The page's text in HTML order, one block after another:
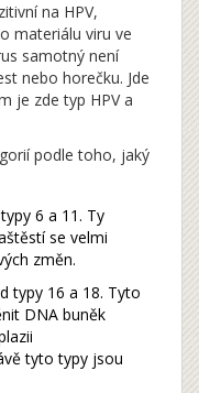
na HPV,
materiálu viru ve
samotný není
nebo horečku. Jde
je zdetyp HPV a
podle toho, jaký
6 a 11. Ty
se velmi
změn.
typy 16 a 18. Tyto
DNA buněk
tyto typy jsou